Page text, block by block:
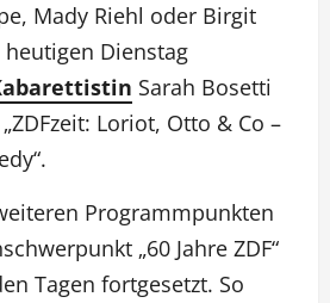
Mady Riehl oder Birgit
Dienstag
Sarah Bosetti
Loriot, Otto & Co –
Programmpunkten
„60 Jahre ZDF“
Tagen fortgesetzt. So